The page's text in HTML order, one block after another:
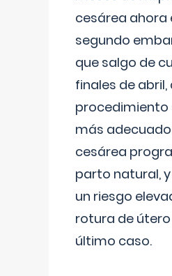
cesárea ahora
segundo
que salgo de
finales de abril,
procedimiento
más
cesárea
parto natural,
un riesgo
rotura de
último caso.